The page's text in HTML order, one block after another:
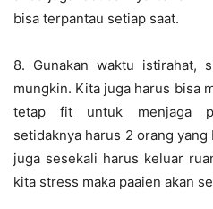
bisa terpantau setiap saat.
8. Gunakan waktu istirahat,
mungkin. Kita juga harus bisa
tetap fit untuk menjaga
setidaknya harus 2 orang
juga sesekali harus keluar
kita stress maka paaien akan